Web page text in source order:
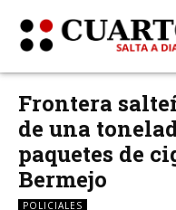
Frontera
de una
paquetes de
Bermejo
POLICIALES